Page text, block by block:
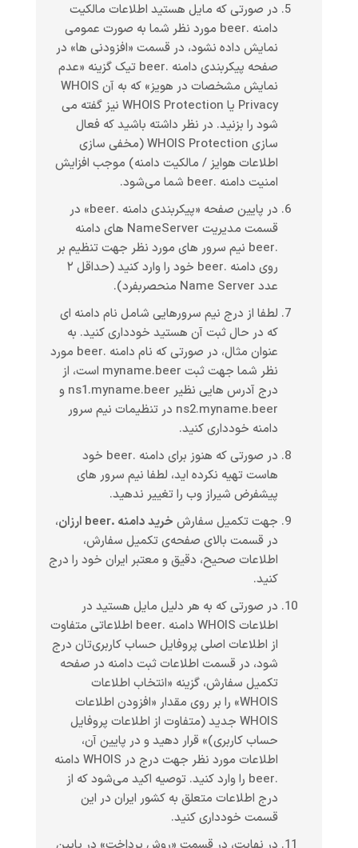
در صورتی که مایل هستید اطلاعات مالکیت
دامنه .beer مورد نظر شما به صورت عمومی
نمایش داده نشود، در قسمت «افزودنی ها» در
صفحه پیکربندی دامنه .beer تیک گزینه «عدم
نمایش مشخصات در هویز» که به آن WHOIS
Privacy یا WHOIS Protection نیز گفته می
شود را بزنید. در نظر داشته باشید که فعال
سازی WHOIS Protection (مخفی سازی
اطلاعات هوایز / مالکیت دامنه) موجب افزایش
امنیت دامنه .beer شما می‌شود.
در پایین صفحه «پیکربندی دامنه .beer» در
قسمت مدیریت NameServer های دامنه
.beer نیم سرور های مورد نظر جهت تنظیم بر
روی دامنه .beer خود را وارد کنید (حداقل ۲
عدد Name Server منحصربفرد).
لطفا از درج نیم سرورهایی شامل نام دامنه ای
که در حال ثبت آن هستید خودداری کنید. به
عنوان مثال، در صورتی که نام دامنه .beer مورد
نظر شما جهت ثبت myname.beer است، از
درج آدرس هایی نظیر ns1.myname.beer و
ns2.myname.beer در تنظیمات نیم سرور
دامنه خودداری کنید.
در صورتی که هنوز برای دامنه .beer خود
هاست تهیه نکرده اید، لطفا نیم سرور های
پیشفرض شیراز وب را تغییر ندهید.
جهت تکمیل سفارش خرید دامنه .beer ارزان
،
در قسمت بالای صفحه‌ی تکمیل سفارش،
اطلاعات صحیح، دقیق و معتبر ایران خود را درج
کنید.
در صورتی که به هر دلیل مایل هستید در
اطلاعات WHOIS دامنه .beer اطلاعاتی متفاوت
از اطلاعات اصلی پروفایل حساب کاربری‌تان درج
شود، در قسمت اطلاعات ثبت دامنه در صفحه
تکمیل سفارش، گزینه «انتخاب اطلاعات
WHOIS» را بر روی مقدار «افزودن اطلاعات
WHOIS جدید (متفاوت از اطلاعات پروفایل
حساب کاربری)» قرار دهید و در پایین آن،
اطلاعات مورد نظر جهت درج در WHOIS دامنه
.beer را وارد کنید. توصیه اکید می‌شود که از
درج اطلاعات متعلق به کشور ایران در این
قسمت خودداری کنید.